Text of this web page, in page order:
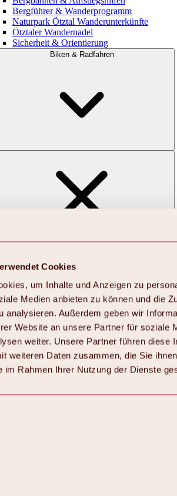
Cookies
um Inhalte und Anzeigen zu
Medien anbieten zu können und die
analysieren. Außerdem geben wir
Website an unsere Partner für soziale
weiter. Unsere Partner führen diese
weiteren Daten zusammen, die Sie
im Rahmen Ihrer Nutzung der Dienste
Bergführer & Wanderprogramm
Naturpark Ötztal Wanderunterkünfte
Ötztaler Wandernadel
Sicherheit & Orientierung
Biken & Radfahren